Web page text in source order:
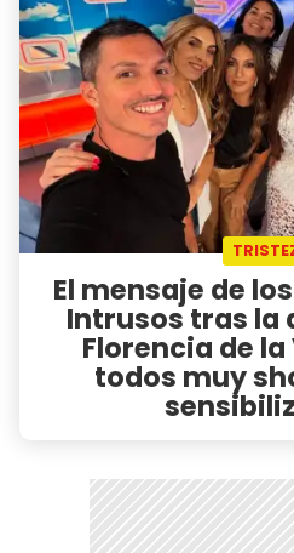
El mensaje de
Intrusos tras la
Florencia de
todos muy